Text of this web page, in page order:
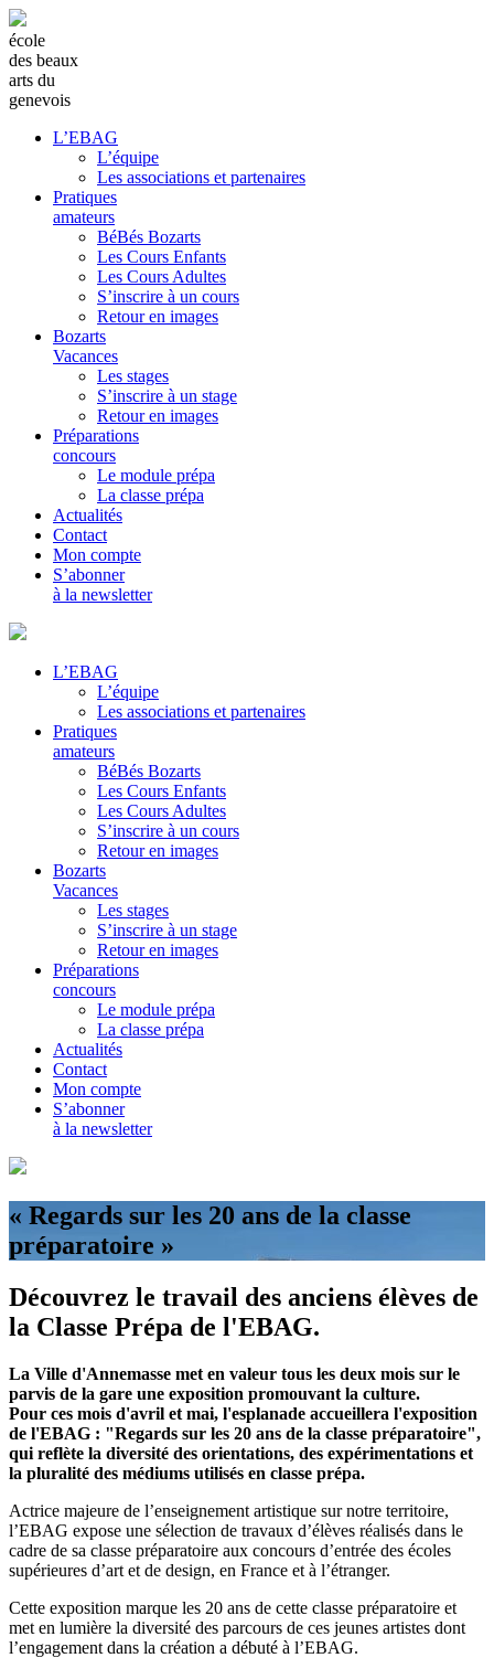
école
des beaux
arts du
genevois
L’EBAG
L’équipe
Les associations et partenaires
Pratiques
amateurs
BéBés Bozarts
Les Cours Enfants
Les Cours Adultes
S’inscrire à un cours
Retour en images
Bozarts
Vacances
Les stages
S’inscrire à un stage
Retour en images
Préparations
concours
Le module prépa
La classe prépa
Actualités
Contact
Mon compte
S’abonner
à la newsletter
L’EBAG
L’équipe
Les associations et partenaires
Pratiques
amateurs
BéBés Bozarts
Les Cours Enfants
Les Cours Adultes
S’inscrire à un cours
Retour en images
Bozarts
Vacances
Les stages
S’inscrire à un stage
Retour en images
Préparations
concours
Le module prépa
La classe prépa
Actualités
Contact
Mon compte
S’abonner
à la newsletter
« Regards sur les 20 ans de la classe
préparatoire »
Découvrez le travail des anciens élèves de
la Classe Prépa de l'EBAG.
La Ville d'Annemasse met en valeur tous les deux mois sur le
parvis de la gare une exposition promouvant la culture.
Pour ces mois d'avril et mai, l'esplanade accueillera l'exposition
de l'EBAG : "Regards sur les 20 ans de la classe préparatoire",
qui reflète la diversité des orientations, des expérimentations et
la pluralité des médiums utilisés en classe prépa.
Actrice majeure de l’enseignement artistique sur notre territoire,
l’EBAG expose une sélection de travaux d’élèves réalisés dans le
cadre de sa classe préparatoire aux concours d’entrée des écoles
supérieures d’art et de design, en France et à l’étranger.
Cette exposition marque les 20 ans de cette classe préparatoire et
met en lumière la diversité des parcours de ces jeunes artistes dont
l’engagement dans la création a débuté à l’EBAG.